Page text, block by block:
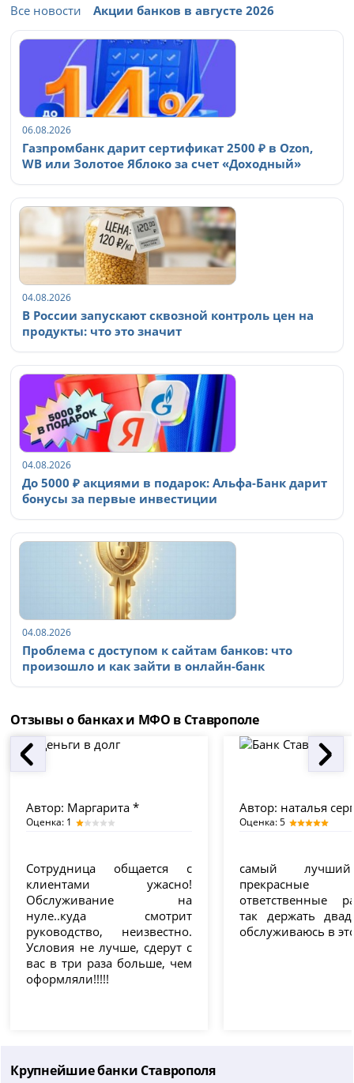
Все новости Акции банков в августе 2026
06.08.2026
Газпромбанк дарит сертификат 2500 ₽ в Ozon,
WB или Золотое Яблоко за счет «Доходный»
04.08.2026
В России запускают сквозной контроль цен на
продукты: что это значит
04.08.2026
До 5000 ₽ акциями в подарок: Альфа-Банк дарит
бонусы за первые инвестиции
04.08.2026
Проблема с доступом к сайтам банков: что
произошло и как зайти в онлайн-банк
Отзывы о банках и МФО в Ставрополе
Автор: Маргарита *
Оценка: 1
Сотрудница общается с
клиентами ужасно!
Обслуживание на
нуле..куда смотрит
руководство, неизвестно.
Условия не лучше, сдерут с
вас в три раза больше, чем
оформляли!!!!!
Автор: наталья
Оценка: 5
самый
ответственные
так держать
обслуживаюсь в
Крупнейшие банки Ставрополя